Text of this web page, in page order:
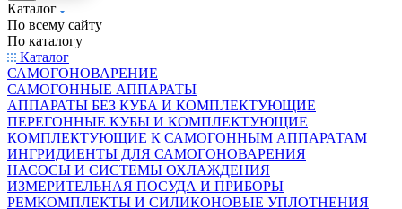
Каталог
По всему сайту
По каталогу
Каталог
САМОГОНОВАРЕНИЕ
САМОГОННЫЕ АППАРАТЫ
АППАРАТЫ БЕЗ КУБА И КОМПЛЕКТУЮЩИЕ
ПЕРЕГОННЫЕ КУБЫ И КОМПЛЕКТУЮЩИЕ
КОМПЛЕКТУЮЩИЕ К САМОГОННЫМ АППАРАТАМ
ИНГРИДИЕНТЫ ДЛЯ САМОГОНОВАРЕНИЯ
НАСОСЫ И СИСТЕМЫ ОХЛАЖДЕНИЯ
ИЗМЕРИТЕЛЬНАЯ ПОСУДА И ПРИБОРЫ
РЕМКОМПЛЕКТЫ И СИЛИКОНОВЫЕ УПЛОТНЕНИЯ